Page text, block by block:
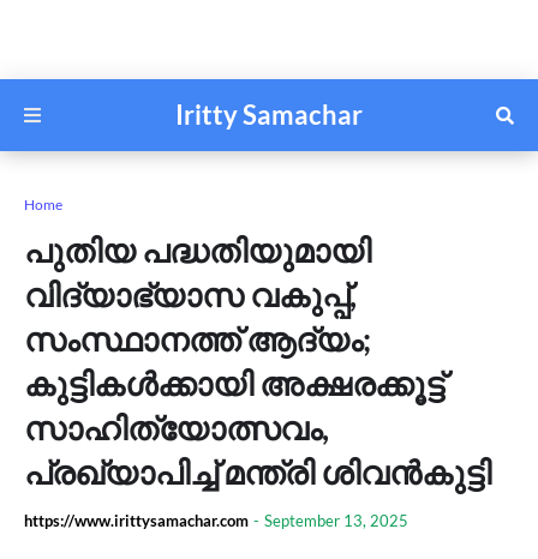
Iritty Samachar
Home
പുതിയ പദ്ധതിയുമായി
വിദ്യാഭ്യാസ വകുപ്പ്,
സംസ്ഥാനത്ത് ആദ്യം;
കുട്ടികള്‍ക്കായി അക്ഷരക്കൂട്ട്
സാഹിത്യോത്സവം,
പ്രഖ്യാപിച്ച് മന്ത്രി ശിവൻകുട്ടി
https://www.irittysamachar.com - September 13, 2025